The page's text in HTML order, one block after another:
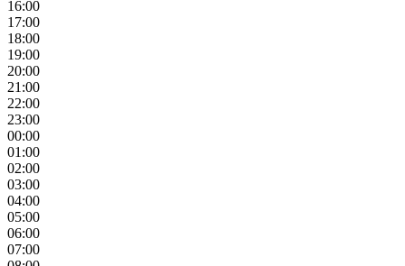
16:00
17:00
18:00
19:00
20:00
21:00
22:00
23:00
00:00
01:00
02:00
03:00
04:00
05:00
06:00
07:00